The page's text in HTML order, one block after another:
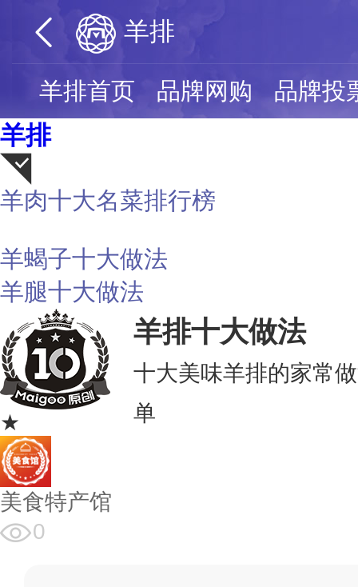
羊排
羊排首页 品牌网购 品牌投
羊排
羊肉十大名菜排行榜
羊蝎子十大做法
羊腿十大做法
★
羊排十大做法
十大美味羊排的家常
单
美食特产馆
0